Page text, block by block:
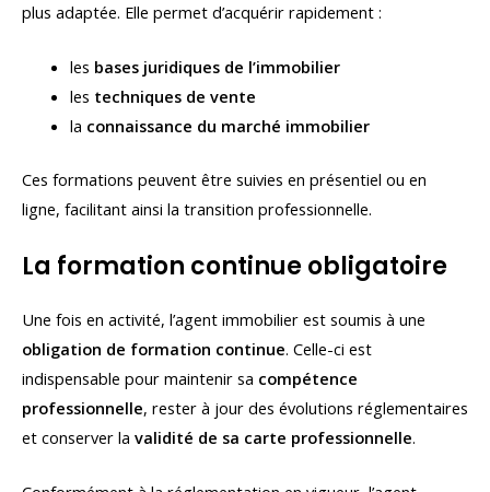
plus adaptée. Elle permet d’acquérir rapidement :
les bases juridiques de l’immobilier
les techniques de vente
la connaissance du marché immobilier
Ces formations peuvent être suivies en présentiel ou en
ligne, facilitant ainsi la transition professionnelle.
La formation continue obligatoire
Une fois en activité, l’agent immobilier est soumis à une
obligation de formation continue. Celle-ci est
indispensable pour maintenir sa compétence
professionnelle, rester à jour des évolutions réglementaires
et conserver la validité de sa carte professionnelle.